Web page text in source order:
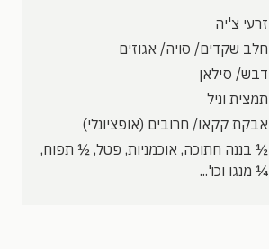
זרעי צ'יה
חלב שקדים/ סויה/ אגוזים
דבש/ סילאן
תמצית וניל
אבקת קקאו/ חרובים (אופציונלי)
½ בננה חתוכה, אוכמניות, פטל, ½ תפוח,
¼ מנגו וכו'...